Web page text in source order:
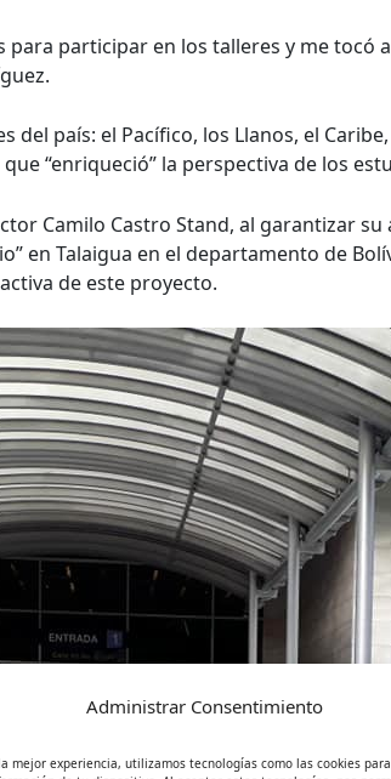
Administrar Consentimiento
mejor experiencia, utilizamos tecnologías como las cookies
participar en los talleres y me tocó
país: el Pacífico, los Llanos, el
“enriqueció” la perspectiva de los
Camilo Castro Stand, al garantizar
en Talaigua en el departamento de
de este proyecto.